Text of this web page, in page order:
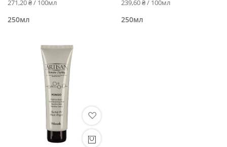
271,20 ₴ / 100мл
250мл
239,60 ₴ / 100мл
250мл